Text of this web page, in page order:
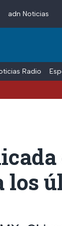
adn Noticias
Radio
los